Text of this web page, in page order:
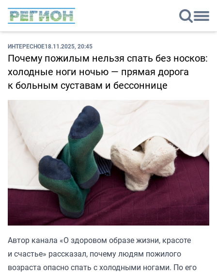
ИНТЕРЕСНОЕ18.11.2025, 20:45
Почему пожилым нельзя спать без носков:
холодные ноги ночью — прямая дорога
к больным суставам и бессоннице
Автор канала «О здоровом образе жизни, красоте
и счастье» рассказал, почему людям пожилого
возраста опасно спать с холодными ногами. По его